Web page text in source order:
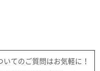
いてのご質問はお気軽に！